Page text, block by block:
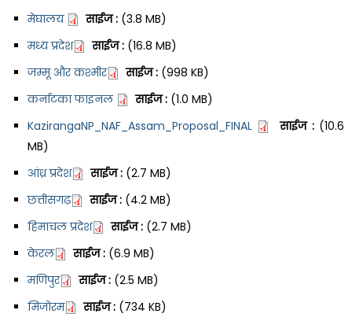
मेघालय
साईज : (3.8 MB)
मध्य प्रदेश
साईज : (16.8 MB)
जम्मू और कश्मीर
साईज : (998 KB)
कर्नाटका फाइनल
साईज : (1.0 MB)
KazirangaNP_NAF_Assam_Proposal_FINAL
साईज :(10.6
MB)
आंध्र प्रदेश
साईज : (2.7 MB)
छत्तीसगढ़
साईज : (4.2 MB)
हिमाचल प्रदेश
साईज : (2.7 MB)
केरल
साईज : (6.9 MB)
मणिपुर
साईज : (2.5 MB)
मिजोरम
साईज : (734 KB)